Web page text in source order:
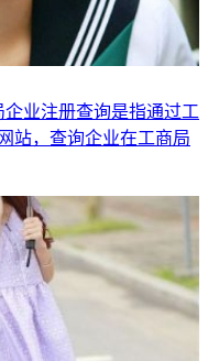
业注册查询是指通过工
站，查询企业在工商局